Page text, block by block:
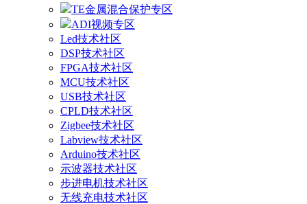
TE金属混合保护专区
ADI视频专区
Led技术社区
DSP技术社区
FPGA技术社区
MCU技术社区
USB技术社区
CPLD技术社区
Zigbee技术社区
Labview技术社区
Arduino技术社区
示波器技术社区
步进电机技术社区
无线充电技术社区